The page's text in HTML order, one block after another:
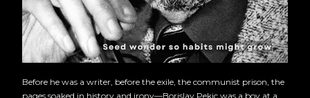
Before he was a writer, before the exile, the communist prison, the
pages soaked in history and irony—Borislav Pekic was a boy at a